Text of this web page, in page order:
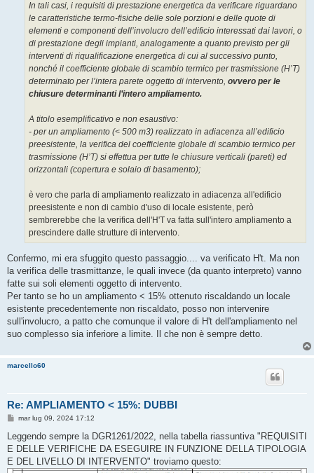
In tali casi, i requisiti di prestazione energetica da verificare riguardano
le caratteristiche termo-fisiche delle sole porzioni e delle quote di
elementi e componenti dell’involucro dell’edificio interessati dai lavori, o
di prestazione degli impianti, analogamente a quanto previsto per gli
interventi di riqualificazione energetica di cui al successivo punto,
nonché il coefficiente globale di scambio termico per trasmissione (H’T)
determinato per l’intera parete oggetto di intervento, ovvero per le
chiusure determinanti l’intero ampliamento.
A titolo esemplificativo e non esaustivo:
- per un ampliamento (< 500 m3) realizzato in adiacenza all’edificio
preesistente, la verifica del coefficiente globale di scambio termico per
trasmissione (H’T) si effettua per tutte le chiusure verticali (pareti) ed
orizzontali (copertura e solaio di basamento);
è vero che parla di ampliamento realizzato in adiacenza all'edificio
preesistente e non di cambio d'uso di locale esistente, però
sembrerebbe che la verifica dell'H'T va fatta sull'intero ampliamento a
prescindere dalle strutture di intervento.
Confermo, mi era sfuggito questo passaggio.... va verificato H't. Ma non
la verifica delle trasmittanze, le quali invece (da quanto interpreto) vanno
fatte sui soli elementi oggetto di intervento.
Per tanto se ho un ampliamento < 15% ottenuto riscaldando un locale
esistente precedentemente non riscaldato, posso non intervenire
sull'involucro, a patto che comunque il valore di H't dell'ampliamento nel
suo complesso sia inferiore a limite. Il che non è sempre detto.
marcello60
Re: AMPLIAMENTO < 15%: DUBBI
M
s
s
a
g
g
mar lug 09, 2024 17:12
Leggendo sempre la DGR1261/2022, nella tabella riassuntiva "REQUISITI
E DELLE VERIFICHE DA ESEGUIRE IN FUNZIONE DELLA TIPOLOGIA
E DEL LIVELLO DI INTERVENTO" troviamo questo: